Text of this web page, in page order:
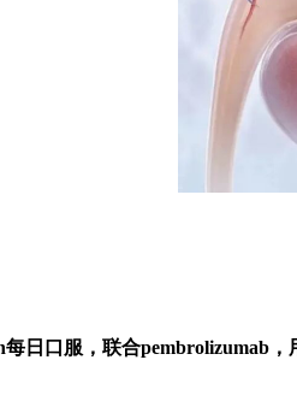
每日口服，联合pembrolizumab